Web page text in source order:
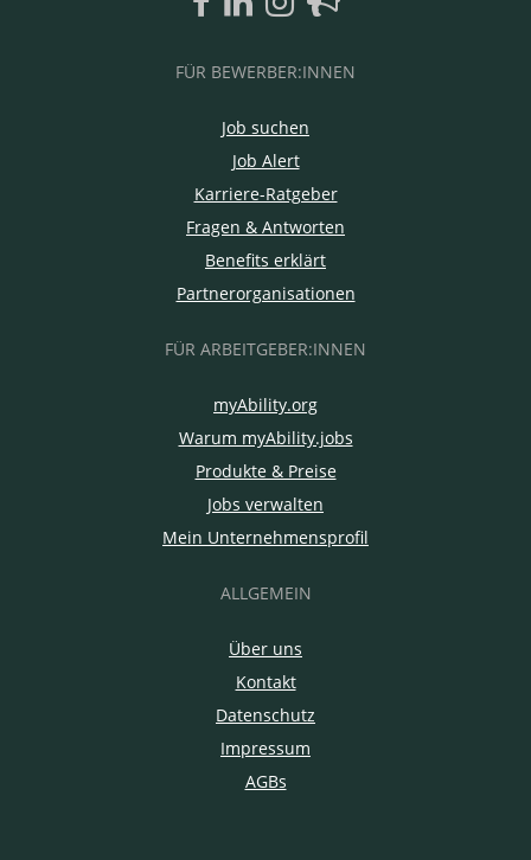
FÜR BEWERBER:INNEN
Job suchen
Job Alert
Karriere-Ratgeber
Fragen & Antworten
Benefits erklärt
Partnerorganisationen
FÜR ARBEITGEBER:INNEN
myAbility.org
Warum myAbility.jobs
Produkte & Preise
Jobs verwalten
Mein Unternehmensprofil
ALLGEMEIN
Über uns
Kontakt
Datenschutz
Impressum
AGBs